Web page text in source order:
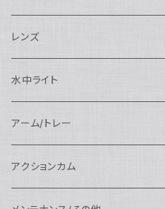
SEA&SEA
Nautciam
SEA&SEA
OM SYSTEM用
Nauticam
AOI
Panasonic用
Nauticam
FUJIFILM用
Nauticam
Nauticam
Nikon用
N120マクロポート
ドームポート
マクロポート
AOI
ドームポート
フラットポート
FIX
アクセサリー
Athena
ドームポート
OM SYSTEM用
Nauticam
SEA&SEA
SEA&SEA
アクセサリー
AOI
アクセサリー
アクセサリー
weefine
アクセサリー
レンズ
マクロコンバージョンレンズ
Nauticam
AOI
ワイドコンバージョンレンズ
Nauticam
AOI
ワイドアングルコンバージョンポート
Nauticam
水中ライト
大光量 3000ルーメン以上
リングライト
アーム/トレー
アーム
SEA&SEA
アクションカム